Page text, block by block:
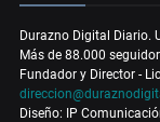
Durazno Digital Diario.
Más de 88.000
Fundador y Director -
Diseño: IP